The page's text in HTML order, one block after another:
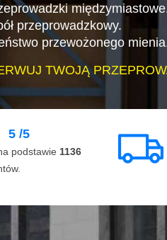
przeprowadzkowy.
przewożonego
TWOJĄ
5 /5
podstawie 1136